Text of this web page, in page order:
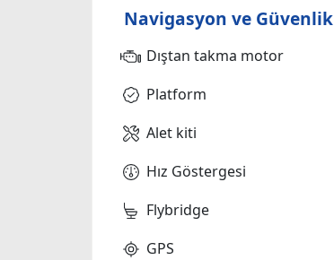
Navigasyon ve Güvenlik
Dıştan takma motor
Platform
Alet kiti
Hız Göstergesi
Flybridge
GPS